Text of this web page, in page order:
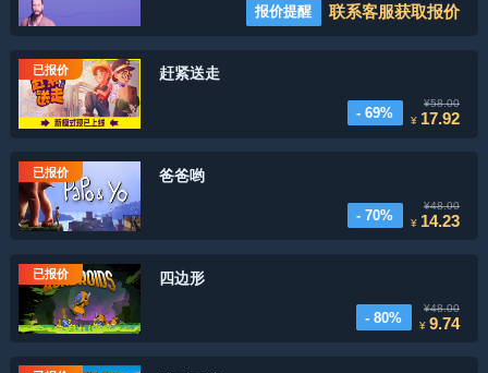
报价提醒 联系客服获取报价
已报价 赶紧送走
- 69%
¥58.00
¥ 17.92
已报价 爸爸哟
- 70%
¥48.00
¥ 14.23
已报价 四边形
- 80%
¥48.00
¥9.74